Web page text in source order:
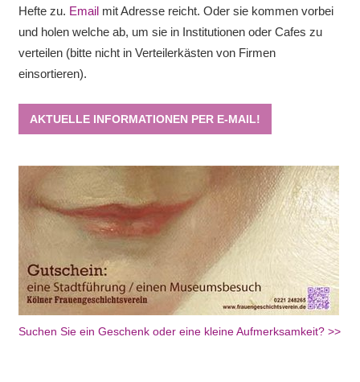
Hefte zu. Email mit Adresse reicht. Oder sie kommen vorbei
und holen welche ab, um sie in Institutionen oder Cafes zu
verteilen (bitte nicht in Verteilerkästen von Firmen
einsortieren).
AKTUELLE INFORMATIONEN PER E-MAIL!
Suchen Sie ein Geschenk oder eine kleine Aufmerksamkeit? >>